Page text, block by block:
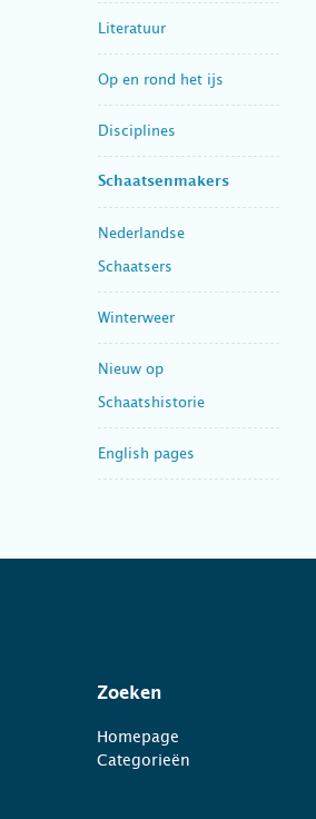
Literatuur
Op en rond het ijs
Disciplines
Schaatsenmakers
Nederlandse
Schaatsers
Winterweer
Nieuw op
Schaatshistorie
English pages
Zoeken
Homepage
Categorieën